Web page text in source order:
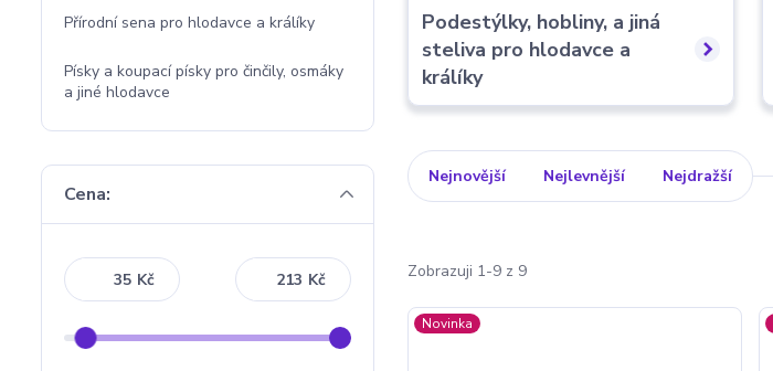
Podestýlky, hobliny, a jiná
steliva pro hlodavce a
králíky
Nejnovější Nejlevnější Nejdražší
Zobrazuji 1-9 z 9
Novinka
Přírodní sena pro hlodavce a králíky
Písky a koupací písky pro činčily, osmáky
a jiné hlodavce
Cena:
Kč Kč